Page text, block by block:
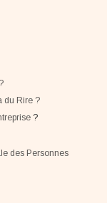
du Rire ?
?
des Personnes